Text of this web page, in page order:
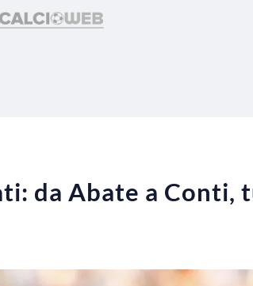
da Abate a Conti,